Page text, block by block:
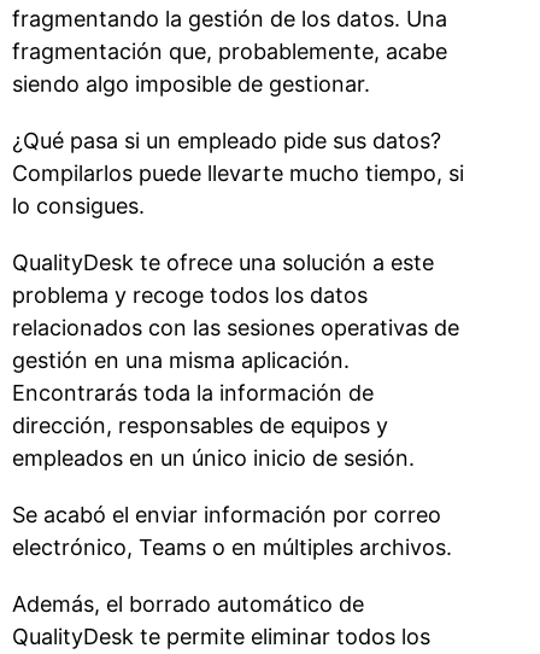
fragmentando la gestión de los datos. Una
fragmentación que, probablemente, acabe
siendo algo imposible de gestionar.
¿Qué pasa si un empleado pide sus datos?
Compilarlos puede llevarte mucho tiempo, si
lo consigues.
QualityDesk te ofrece una solución a este
problema y recoge todos los datos
relacionados con las sesiones operativas de
gestión en una misma aplicación.
Encontrarás toda la información de
dirección, responsables de equipos y
empleados en un único inicio de sesión.
Se acabó el enviar información por correo
electrónico, Teams o en múltiples archivos.
Además, el borrado automático de
QualityDesk te permite eliminar todos los